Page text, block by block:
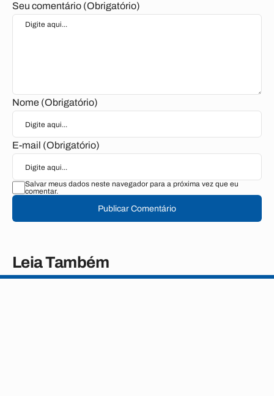
Seu comentário (Obrigatório)
Nome (Obrigatório)
E-mail (Obrigatório)
Salvar meus dados neste navegador para a próxima vez que eu
comentar.
Publicar Comentário
Leia Também